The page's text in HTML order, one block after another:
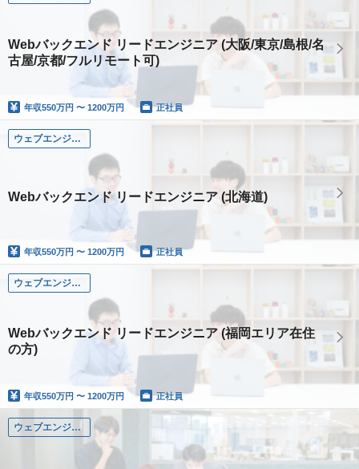
Webバックエンド リードエンジニア (大阪/東京/島根/名
古屋/京都/フルリモート可)
年収550万円 〜 1200万円 正社員
ウェブエンジニア
Webバックエンド リードエンジニア (北海道)
年収550万円 〜 1200万円 正社員
ウェブエンジニア
Webバックエンド リードエンジニア (福岡エリア在住
の方)
年収550万円 〜 1200万円 正社員
ウェブエンジニア